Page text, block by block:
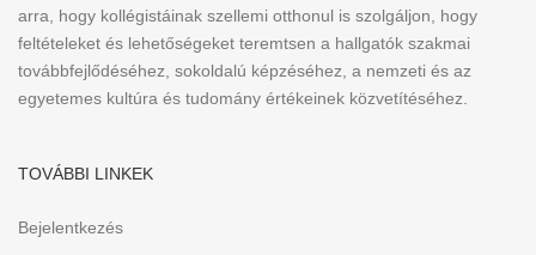
arra, hogy kollégistáinak szellemi otthonul is szolgáljon, hogy
feltételeket és lehetőségeket teremtsen a hallgatók szakmai
továbbfejlődéséhez, sokoldalú képzéséhez, a nemzeti és az
egyetemes kultúra és tudomány értékeinek közvetítéséhez.
TOVÁBBI LINKEK
Bejelentkezés